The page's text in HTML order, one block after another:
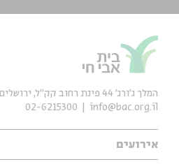
אירועים
המלך ג'ורג' 44 פינת רחוב קק״ל, ירושלים
info@bac.org.il
02-6215300